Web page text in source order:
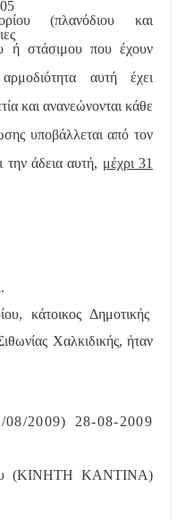
(πλανόδιου και
ή στάσιμου που έχουν
αυτή έχει
και ανανεώνονται κάθε
υποβάλλεται από τον
άδεια αυτή, μέχρι 31
κάτοικος Δημοτικής
Χαλκιδικής, ήταν
2009) 28-08-2009
(ΚΙΝΗΤΗ ΚΑΝΤΙΝΑ)